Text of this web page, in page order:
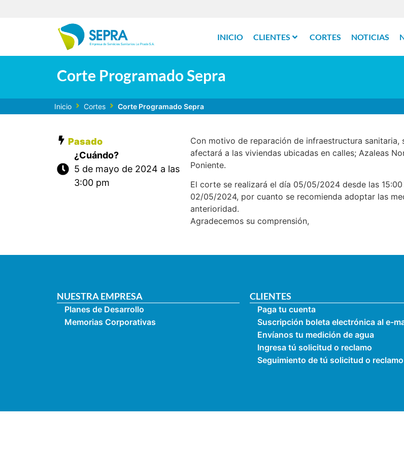
INICIO CLIENTES CORTES NOTICIAS
Corte Programado Sepra
Inicio Cortes Corte Programado Sepra
Pasado
¿Cuándo?
5 de mayo de 2024 a las
3:00 pm
Con motivo de reparación de infraestructura
afectará a las viviendas ubicadas en calles; Azaleas
Poniente.
El corte se realizará el día 05/05/2024 desde las
02/05/2024, por cuanto se recomienda adoptar las
anterioridad.
Agradecemos su comprensión,
NUESTRA EMPRESA
Planes de Desarrollo
Memorias Corporativas
CLIENTES
Paga tu cuenta
Suscripción boleta electrónica al e-
Envíanos tu medición de agua
Ingresa tú solicitud o reclamo
Seguimiento de tú solicitud o reclamo